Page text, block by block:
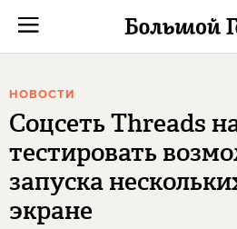
НОВОСТИ
Соцсеть Threads
тестировать
запуска
экране